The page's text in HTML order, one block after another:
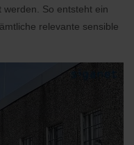
So entsteht ein
relevante sensible